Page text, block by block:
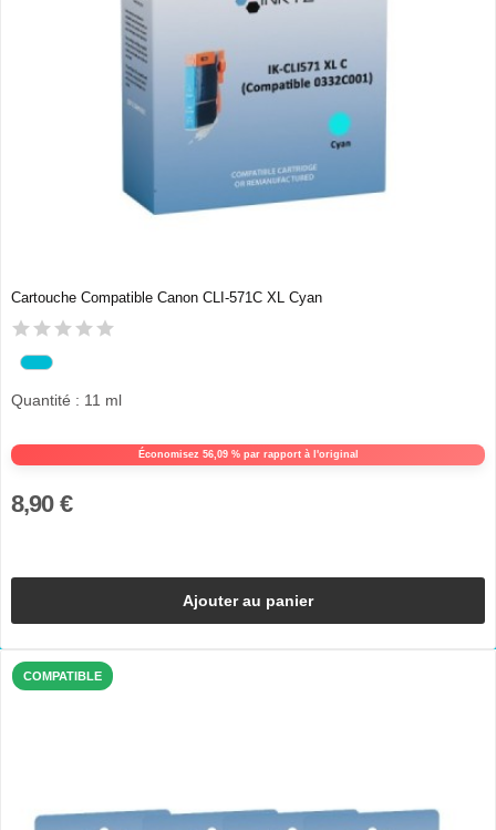
Cartouche Compatible Canon CLI-571C XL Cyan
Économisez 56,09 % par rapport à l'original
Quantité : 11 ml
8,90 €
Ajouter au panier
COMPATIBLE